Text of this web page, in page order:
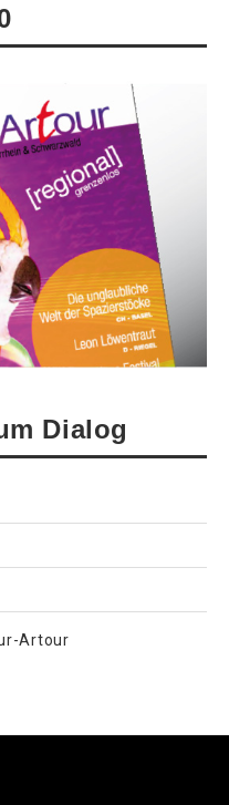
Dialog
Artour